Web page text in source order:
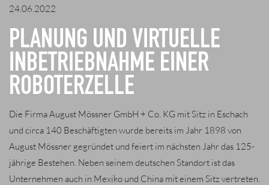
24.06.2022
PLANUNG UND VIRTUELLE
INBETRIEBNAHME EINER
ROBOTERZELLE
Die Firma August Mössner GmbH + Co. KG mit Sitz in Eschach
und circa 140 Beschäftigten wurde bereits im Jahr 1898 von
August Mössner gegründet und feiert im nächsten Jahr das 125-
jährige Bestehen. Neben seinem deutschen Standort ist das
Unternehmen auch in Mexiko und China mit einem Sitz vertreten.